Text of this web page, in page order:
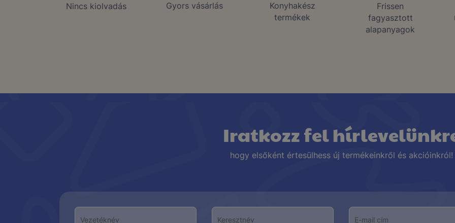
Nincs kiolvadás Gyors vásárlás
Konyhakész
termékek
Frissen
fagyasztott
alapanyagok
Iratkozz fel
hogy elsőként értesülhess új termékeinkről és akcióinkról!